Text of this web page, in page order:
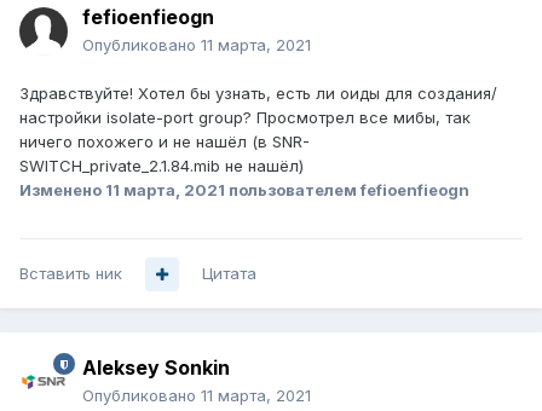
fefioenfieogn
Опубликовано 11 марта, 2021
Здравствуйте! Хотел бы узнать, есть ли оиды для создания/
настройки isolate-port group? Просмотрел все мибы, так
ничего похожего и не нашёл (в SNR-
SWITCH_private_2.1.84.mib не нашёл)
Изменено 11 марта, 2021 пользователем fefioenfieogn
Вставить ник Цитата
Aleksey Sonkin
Опубликовано 11 марта, 2021